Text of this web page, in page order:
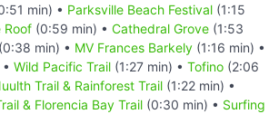
min) • Parksville Beach Festival (1:15
Roof (0:59 min) • Cathedral Grove (1:53
(0:38 min) • MV Frances Barkely (1:16 min) •
Wild Pacific Trail (1:27 min) • Tofino (2:06
Trail & Rainforest Trail (1:22 min) •
& Florencia Bay Trail (0:30 min) • Surfing